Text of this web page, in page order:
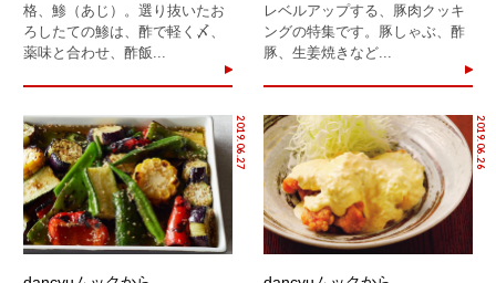
格、鯵（あじ）。選り抜いたお
ろしたての鯵は、酢で軽く〆、
薬味と合わせ、酢飯...
レベルアップする、豚肉クッキ
ングの特集です。豚しゃぶ、酢
豚、生姜焼きなど...
2019.06.27 2019.06.26